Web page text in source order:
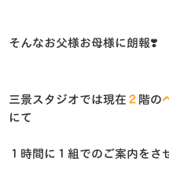
そんなお父様お母様に朗報❣️
三景スタジオでは現在 ２ 階の
にて
１時間に１組でのご案内をさ